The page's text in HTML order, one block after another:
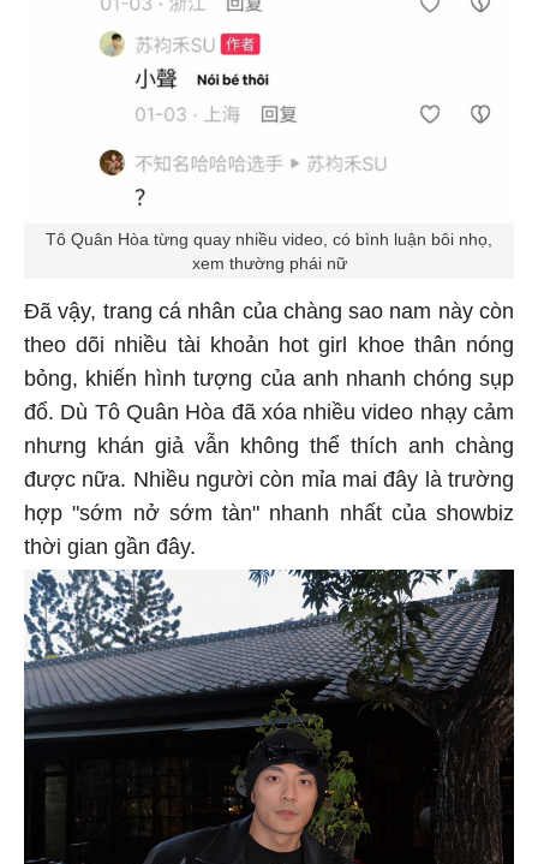
Tô Quân Hòa từng quay nhiều video, có bình luận bôi nhọ,
xem thường phái nữ
Đã vậy, trang cá nhân của chàng sao nam này còn
theo dõi nhiều tài khoản hot girl khoe thân nóng
bỏng, khiến hình tượng của anh nhanh chóng sụp
đổ. Dù Tô Quân Hòa đã xóa nhiều video nhạy cảm
nhưng khán giả vẫn không thể thích anh chàng
được nữa. Nhiều người còn mỉa mai đây là trường
hợp "sớm nở sớm tàn" nhanh nhất của showbiz
thời gian gần đây.